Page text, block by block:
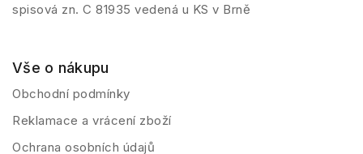
spisová zn. C 81935 vedená u KS v Brně
Vše o nákupu
Obchodní podmínky
Reklamace a vrácení zboží
Ochrana osobních údajů